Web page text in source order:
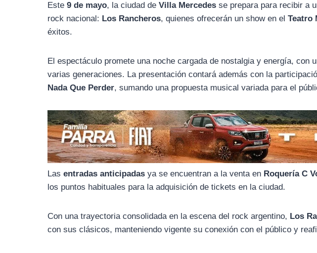
c
e
b
o
l
e
a
a
t
Este9 de mayo, la ciudad deVilla Mercedes se prepara para recibir a
rock nacional: Los Rancheros, quienes ofrecerán un show en elTeatro
éxitos.
El espectáculo promete una noche cargada de nostalgia y energía, con
varias generaciones. La presentación contará además con la
Nada Que Perder, sumando una propuesta musical variada para el
Lasentradas anticipadas ya se encuentran a la venta en Roquería C
los puntos habituales para la adquisición de tickets en la ciudad.
Con una trayectoria consolidada en la escena del rock argentino, Los
con sus clásicos, manteniendo vigente su conexión con el público y